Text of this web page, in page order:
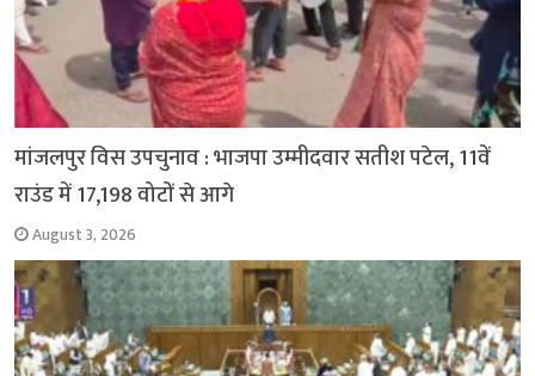
मांजलपुर विस उपचुनाव : भाजपा उम्मीदवार सतीश पटेल, 11वें
राउंड में 17,198 वोटों से आगे
August 3, 2026